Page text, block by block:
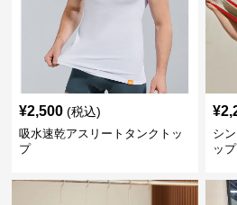
¥2,500 (税込)
吸水速乾アスリートタンクトッ
プ
¥
シ
ップ